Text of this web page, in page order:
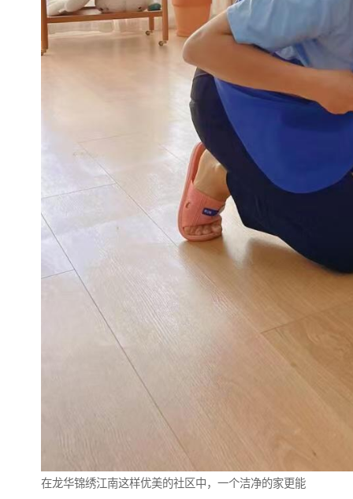
在龙华锦绣江南这样优美的社区中，一个洁净的家更能